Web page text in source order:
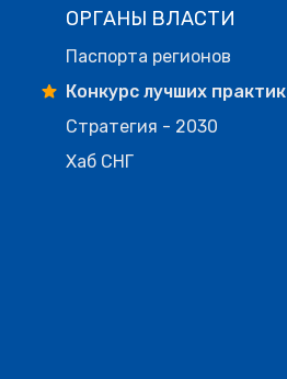
ОРГАНЫ ВЛАСТИ
Паспорта регионов
Конкурс лучших практик
Стратегия - 2030
Хаб СНГ